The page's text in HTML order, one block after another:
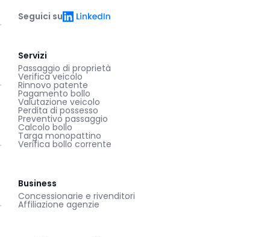
LinkedIn
Seguici su
Servizi
Passaggio di proprietà
Verifica veicolo
Rinnovo patente
Pagamento bollo
Valutazione veicolo
Perdita di possesso
Preventivo passaggio
Calcolo bollo
Targa monopattino
Verifica bollo corrente
Business
Concessionarie e rivenditori
Affiliazione agenzie